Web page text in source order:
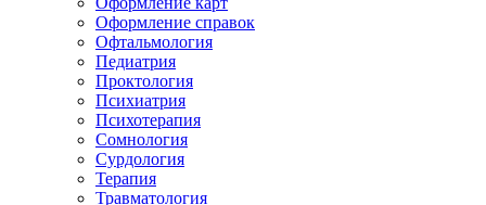
Оформление справок
Офтальмология
Педиатрия
Проктология
Психиатрия
Психотерапия
Сомнология
Сурдология
Терапия
Травматология